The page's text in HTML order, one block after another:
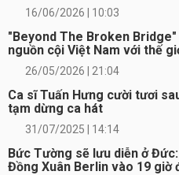
16/06/2026 | 10:03
"Beyond The Broken
nguồn cội Việt Nam với thế
26/05/2026 | 21:04
Ca sĩ Tuấn Hưng cười tươi
tạm dừng ca hát
31/07/2025 | 14:14
Bức Tường sẽ lưu diễn ở
Đồng Xuân Berlin vào 19 giờ